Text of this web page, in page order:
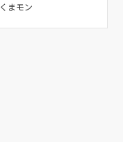
くまモン